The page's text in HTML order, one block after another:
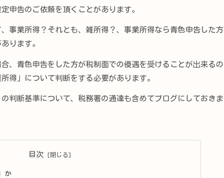
申告のご依頼を頂くことがあります。
事業所得？それとも、雑所得？、事業所得なら青色申告した方
ります。
、青色申告をした方が税制面での優遇を受けることが出来るの
得」について判断をする必要があります。
判断基準について、税務署の通達も含めてブログにしておきま
目次
か